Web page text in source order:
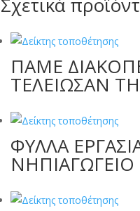
ΠΑΜΕ
ΤΕΛΕΙΩΣΑΝ
ΦΥΛΛΑ
ΝΗΠΙΑΓΩΓΕΙΟ